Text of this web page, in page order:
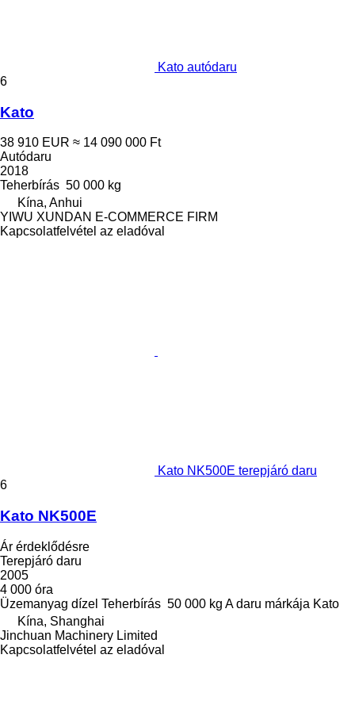
Kato autódaru
6
Kato
38 910 EUR ≈ 14 090 000 Ft
Autódaru
2018
Teherbírás 50 000 kg
Kína, Anhui
YIWU XUNDAN E-COMMERCE FIRM
Kapcsolatfelvétel az eladóval
Kato NK500E terepjáró daru
6
Kato NK500E
Ár érdeklődésre
Terepjáró daru
2005
4 000 óra
Üzemanyag dízel Teherbírás 50 000 kg A daru márkája Kato
Kína, Shanghai
Jinchuan Machinery Limited
Kapcsolatfelvétel az eladóval